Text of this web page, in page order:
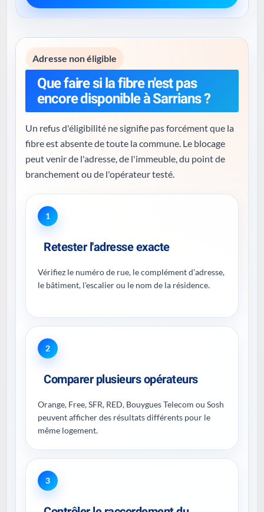
Adresse non éligible
Que faire si la fibre n'est pas
encore disponible à Sarrians ?
Un refus d'éligibilité ne signifie pas forcément que la
fibre est absente de toute la commune. Le blocage
peut venir de l'adresse, de l'immeuble, du point de
branchement ou de l'opérateur testé.
1
Retester l'adresse exacte
Vérifiez le numéro de rue, le complément d'adresse,
le bâtiment, l'escalier ou le nom de la résidence.
2
Comparer plusieurs opérateurs
Orange, Free, SFR, RED, Bouygues Telecom ou Sosh
peuvent afficher des résultats différents pour le
même logement.
3